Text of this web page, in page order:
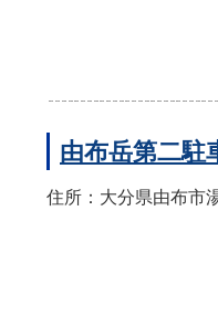
由布岳第二駐
住所：大分県由布市